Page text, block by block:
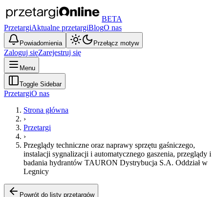
BETA
PrzetargiAktualne przetargiBlogO nas
Powiadomienia Przełącz motyw
Zaloguj sięZarejestruj się
Menu
Toggle Sidebar
PrzetargiO nas
Strona główna
›
Przetargi
›
Przeglądy techniczne oraz naprawy sprzętu gaśniczego,
instalacji sygnalizacji i automatycznego gaszenia, przeglądy i
badania hydrantów TAURON Dystrybucja S.A. Oddział w
Legnicy
Powrót do listy przetargów